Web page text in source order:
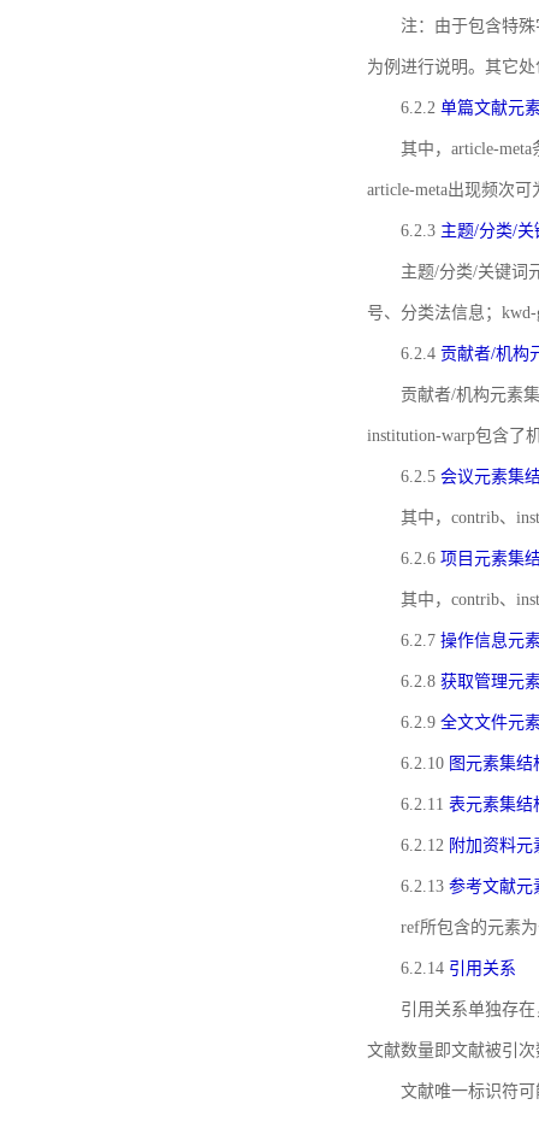
注：由于包含特殊
为例进行说明。其它
6.2.2 单篇文献元
其中，article-
article-meta出现频次可
6.2.3 主题/分类/
主题/分类/关键词
号、分类法信息；
6.2.4 贡献者/机构
贡献者/机构元素
institution-warp包含了
6.2.5 会议元素集
其中，contrib、
6.2.6 项目元素集
其中，contrib、
6.2.7 操作信息元
6.2.8 获取管理元
6.2.9 全文文件元
6.2.10 图元素集结
6.2.11 表元素集结
6.2.12 附加资料元
6.2.13 参考文献元
ref所包含的元素
6.2.14 引用关系
引用关系单独存
文献数量即文献被引
文献唯一标识符